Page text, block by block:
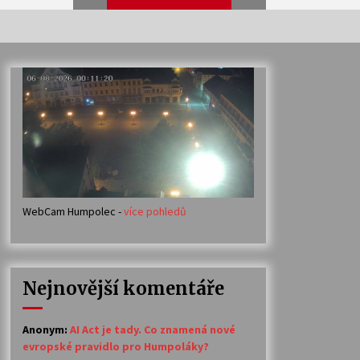
Veselí muzikanti
30. 7. 2026
Votavžatský ploty
23. 7. 2026
14. 7. 2026
30. 6. 2026
WebCam Humpolec -více pohledů
Nejnovější komentáře
Anonym: AI Act je tady. Co znamená nové
evropské pravidlo pro Humpoláky?